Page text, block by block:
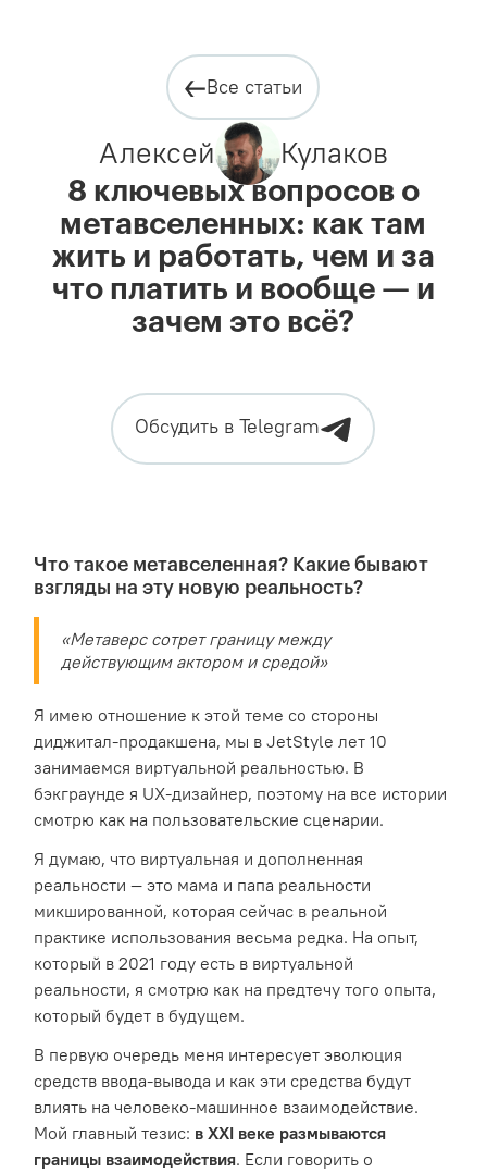
Все статьи
Алексей Кулаков
8 ключевых вопросов о
метавселенных: как там
жить и работать, чем и за
что платить и вообще — и
зачем это всё?
Обсудить в Telegram
Что такое метавселенная? Какие бывают
взгляды на эту новую реальность?
«Метаверс сотрет границу между
действующим актором и средой»
Я имею отношение к этой теме со стороны
диджитал-продакшена, мы в JetStyle лет 10
занимаемся виртуальной реальностью. В
бэкграунде я UX-дизайнер, поэтому на все истории
смотрю как на пользовательские сценарии.
Я думаю, что виртуальная и дополненная
реальности — это мама и папа реальности
микшированной, которая сейчас в реальной
практике использования весьма редка. На опыт,
который в 2021 году есть в виртуальной
реальности, я смотрю как на предтечу того опыта,
который будет в будущем.
В первую очередь меня интересует эволюция
средств ввода-вывода и как эти средства будут
влиять на человеко-машинное взаимодействие.
Мой главный тезис: в XXI веке размываются
границы взаимодействия. Если говорить о